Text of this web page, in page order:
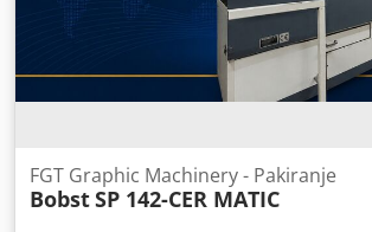
FGT Graphic Machinery - Pakiranje
BobstSP 142-CER MATIC